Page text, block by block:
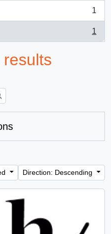
1
1
Direction: Descending